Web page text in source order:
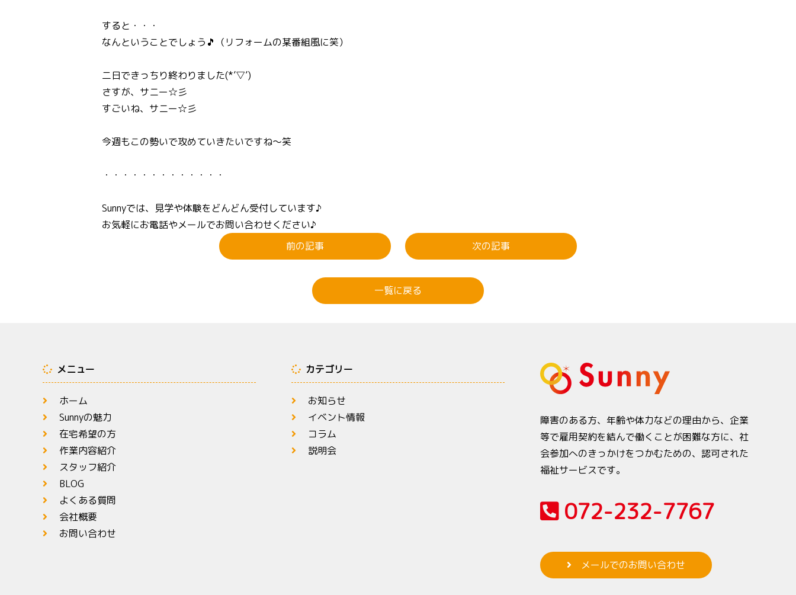
すると・・・
なんということでしょう🎵（リフォームの某番組風に笑）
二日できっちり終わりました(*’▽’)
さすが、サニー☆彡
すごいね、サニー☆彡
今週もこの勢いで攻めていきたいですね～笑
・・・・・・・・・・・・・
Sunnyでは、見学や体験をどんどん受付しています♪
お気軽にお電話やメールでお問い合わせください♪
前の記事
次の記事
一覧に戻る
メニュー
ホーム
Sunnyの魅力
在宅希望の方
作業内容紹介
スタッフ紹介
BLOG
よくある質問
会社概要
お問い合わせ
カテゴリー
お知らせ
イベント情報
コラム
説明会
障害のある方、年齢や体力などの理由から、企業
等で雇用契約を結んで働くことが困難な方に、社
会参加へのきっかけをつかむための、認可された
福祉サービスです。
072-232-7767
メールでのお問い合わせ